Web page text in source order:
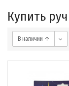
Купить
В наличии ↑